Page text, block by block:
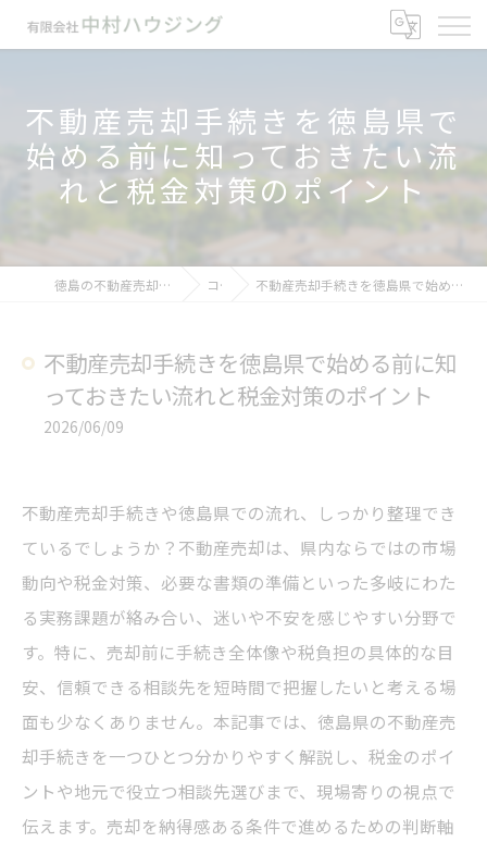
不動産売却手続きを徳島県で
始める前に知っておきたい流
れと税金対策のポイント
徳島の不動産売却なら有限会社中村ハウジング コラム 不動産売却手続きを徳島県で始める前に知っておきたい流れと税金対策のポイント
不動産売却手続きを徳島県で始める前に知
っておきたい流れと税金対策のポイント
2026/06/09
不動産売却手続きや徳島県での流れ、しっかり整理でき
ているでしょうか？不動産売却は、県内ならではの市場
動向や税金対策、必要な書類の準備といった多岐にわた
る実務課題が絡み合い、迷いや不安を感じやすい分野で
す。特に、売却前に手続き全体像や税負担の具体的な目
安、信頼できる相談先を短時間で把握したいと考える場
面も少なくありません。本記事では、徳島県の不動産売
却手続きを一つひとつ分かりやすく解説し、税金のポイ
ントや地元で役立つ相談先選びまで、現場寄りの視点で
伝えます。売却を納得感ある条件で進めるための判断軸